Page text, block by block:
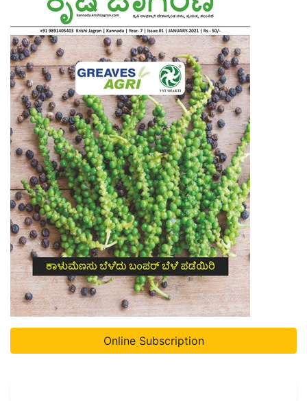
Online Subscription